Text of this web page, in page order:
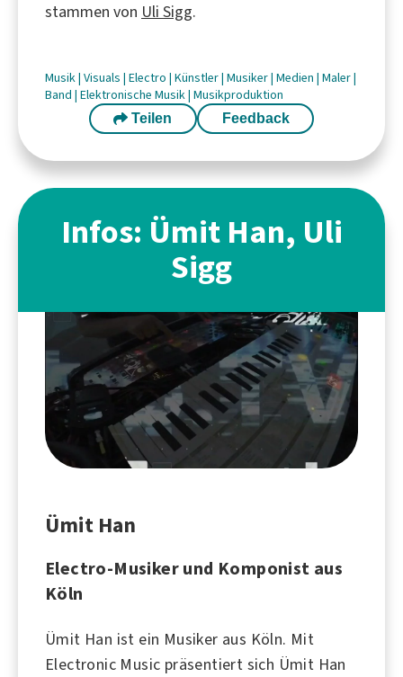
stammen von Uli Sigg.
Musik| Visuals | Electro | Künstler| Musiker| Medien | Maler|
Band | Elektronische Musik| Musikproduktion
Teilen Feedback
Infos: Ümit Han, Uli
Sigg
Ümit Han
Electro-Musiker und Komponist aus
Köln
Ümit Han ist ein Musiker aus Köln. Mit
Electronic Music präsentiert sich Ümit Han